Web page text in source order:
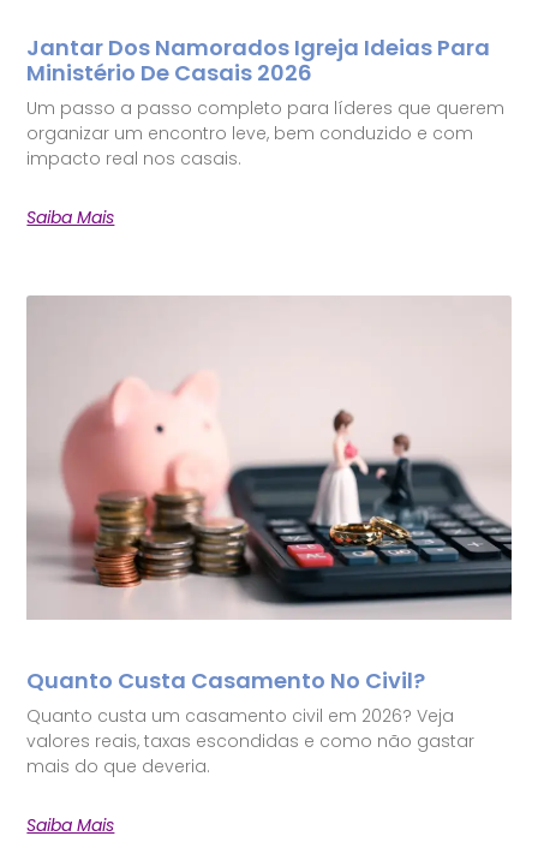
Jantar Dos Namorados Igreja Ideias Para
Ministério De Casais 2026
Um passo a passo completo para líderes que querem
organizar um encontro leve, bem conduzido e com
impacto real nos casais.
Saiba Mais
Quanto Custa Casamento No Civil?
Quanto custa um casamento civil em 2026? Veja
valores reais, taxas escondidas e como não gastar
mais do que deveria.
Saiba Mais